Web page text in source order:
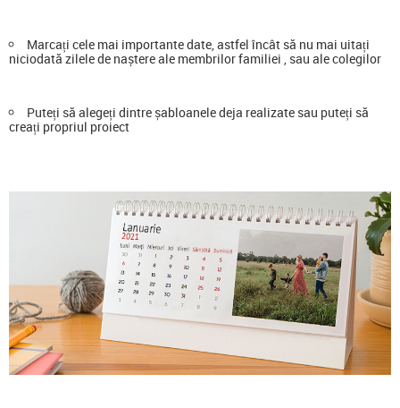
Marcați cele mai importante date, astfel încât să nu mai uitați
niciodată zilele de naștere ale membrilor familiei , sau ale colegilor
Puteți să alegeți dintre șabloanele deja realizate sau puteți să
creați propriul proiect